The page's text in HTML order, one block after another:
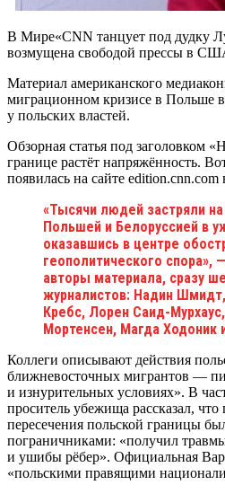
В Мире«CNN танцует под дудку
возмущена свободой прессы в
Материал американского
миграционном кризисе в Польше
у польских властей.
Обзорная статья под заголовком
границе растёт напряжённость.
появилась на сайте edition.cnn.com
«Тысячи людей застряли
Польшей и Белоруссией в
оказавшись в центре
геополитического спора»,
авторы материала, сразу
журналистов: Надин Шмидт,
Кребс, Лорен Саид-Мурхаус,
Мортенсен, Магда Ходоник
Коллеги описывают действия
ближневосточных мигрантов —
и изнурительных условиях». В
проситель убежища рассказал,
пересечения польской границы
пограничниками: «получил
и ушибы рёбер». Официальная
«польскими правящими